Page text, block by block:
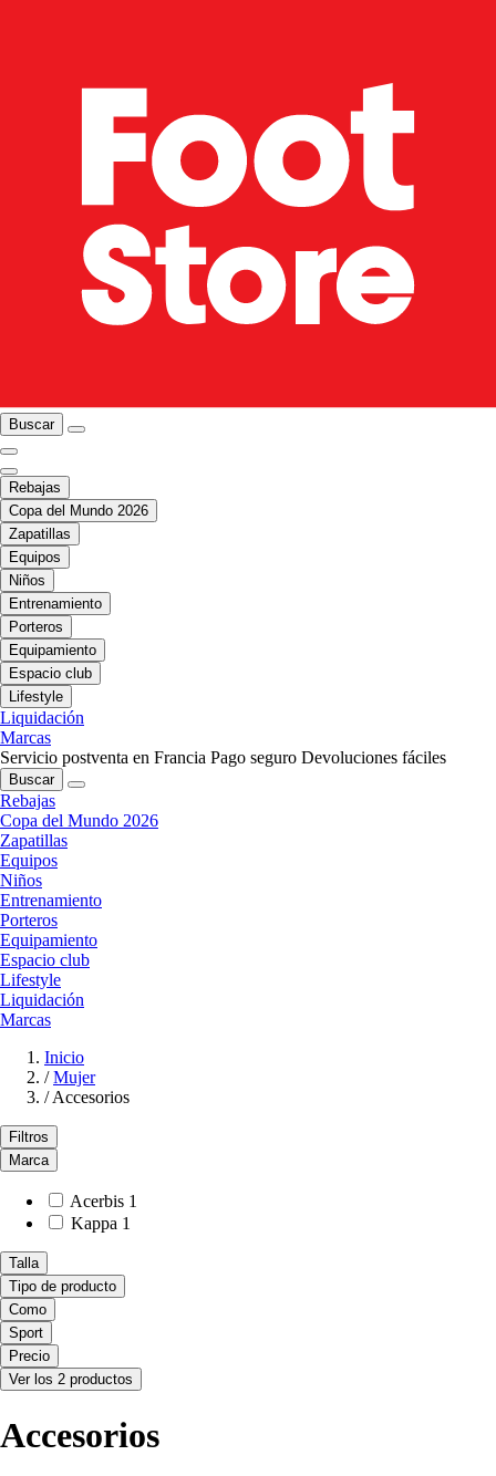
Buscar
Rebajas
Copa del Mundo 2026
Zapatillas
Equipos
Niños
Entrenamiento
Porteros
Equipamiento
Espacio club
Lifestyle
Liquidación
Marcas
Servicio postventa en Francia Pago seguro Devoluciones fáciles
Buscar
Rebajas
Copa del Mundo 2026
Zapatillas
Equipos
Niños
Entrenamiento
Porteros
Equipamiento
Espacio club
Lifestyle
Liquidación
Marcas
Inicio
/ Mujer
/Accesorios
Filtros
Marca
Acerbis 1
Kappa 1
Talla
Tipo de producto
Como
Sport
Precio
Ver los 2 productos
Accesorios